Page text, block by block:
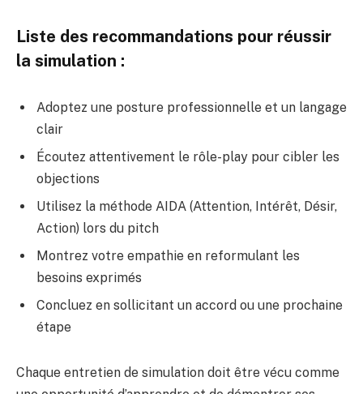
Liste des recommandations pour réussir
la simulation :
Adoptez une posture professionnelle et un langage
clair
Écoutez attentivement le rôle-play pour cibler les
objections
Utilisez la méthode AIDA (Attention, Intérêt, Désir,
Action) lors du pitch
Montrez votre empathie en reformulant les
besoins exprimés
Concluez en sollicitant un accord ou une prochaine
étape
Chaque entretien de simulation doit être vécu comme